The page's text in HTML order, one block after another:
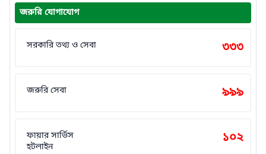
জরুরি যোগাযোগ
সরকারি তথ্য ও সেবা ৩৩৩
জরুরি সেবা ৯৯৯
ফায়ার সার্ভিস
হটলাইন
১০২